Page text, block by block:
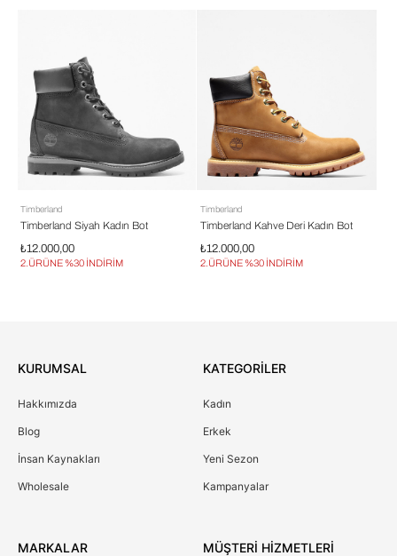
Timberland
Timberland Siyah Kadın Bot
₺12.000,00
2.ÜRÜNE %30 İNDİRİM
Timberland
Timberland Kahve Deri Kadın Bot
₺12.000,00
2.ÜRÜNE %30 İNDİRİM
KURUMSAL
Hakkımızda
Blog
İnsan Kaynakları
Wholesale
KATEGORİLER
Kadın
Erkek
Yeni Sezon
Kampanyalar
MARKALAR MÜŞTERİ HİZMETLERİ